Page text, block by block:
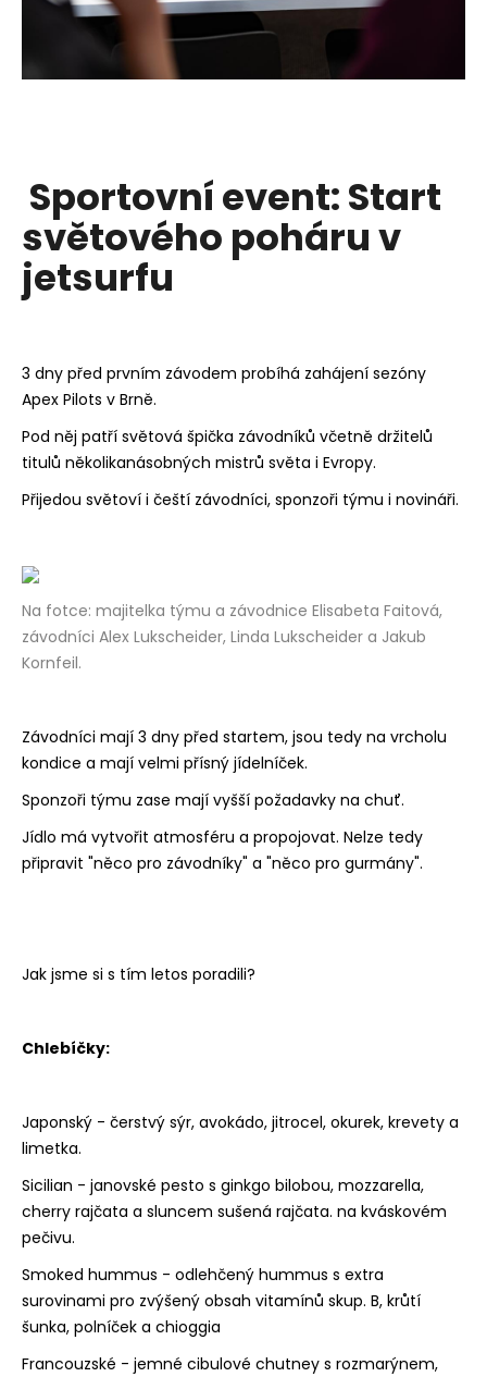
Sportovní event: Start
světového poháru v
jetsurfu
3 dny před prvním závodem probíhá zahájení sezóny
Apex Pilots v Brně.
Pod něj patří světová špička závodníků včetně držitelů
titulů několikanásobných mistrů světa i Evropy.
Přijedou světoví i čeští závodníci, sponzoři týmu i novináři.
Na fotce: majitelka týmu a závodnice Elisabeta Faitová,
závodníci Alex Lukscheider, Linda Lukscheider a Jakub
Kornfeil.
Závodníci mají 3 dny před startem, jsou tedy na vrcholu
kondice a mají velmi přísný jídelníček.
Sponzoři týmu zase mají vyšší požadavky na chuť.
Jídlo má vytvořit atmosféru a propojovat. Nelze tedy
připravit "něco pro závodníky" a "něco pro gurmány".
Jak jsme si s tím letos poradili?
Chlebíčky:
Japonský - čerstvý sýr, avokádo, jitrocel, okurek, krevety a
limetka.
Sicilian - janovské pesto s ginkgo bilobou, mozzarella,
cherry rajčata a sluncem sušená rajčata. na kváskovém
pečivu.
Smoked hummus - odlehčený hummus s extra
surovinami pro zvýšený obsah vitamínů skup. B, krůtí
šunka, polníček a chioggia
Francouzské - jemné cibulové chutney s rozmarýnem,